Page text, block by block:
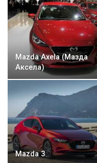
Mazda Axela (Мазда
Аксела)
Mazda 3